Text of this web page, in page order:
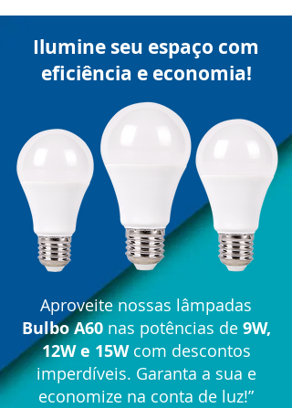
​Ilumine seu espaço com
eficiência e economia!
Aproveite nossas lâmpadas
Bulbo A60nas potências de 9W,
12W e 15Wcom descontos
imperdíveis. Garanta a sua e
economize na conta de luz!”